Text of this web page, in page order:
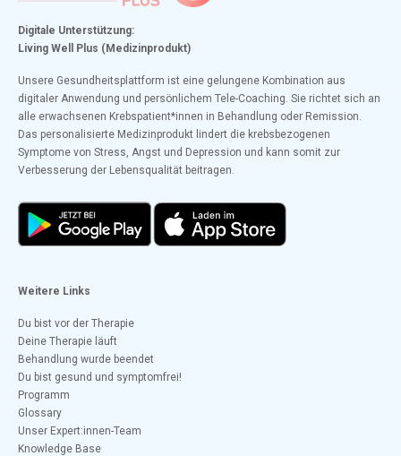
Digitale Unterstützung:
Living Well Plus (Medizinprodukt)
Unsere Gesundheitsplattform ist eine gelungene Kombination aus
digitaler Anwendung und persönlichem Tele-Coaching. Sie richtet sich an
alle erwachsenen Krebspatient*innen in Behandlung oder Remission.
Das personalisierte Medizinprodukt lindert die krebsbezogenen
Symptome von Stress, Angst und Depression und kann somit zur
Verbesserung der Lebensqualität beitragen.
Weitere Links
Du bist vor der Therapie
Deine Therapie läuft
Behandlung wurde beendet
Du bist gesund und symptomfrei!
Programm
Glossary
Unser Expert:innen-Team
Knowledge Base